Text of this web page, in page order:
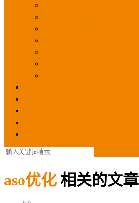
aso优化 相关的文章